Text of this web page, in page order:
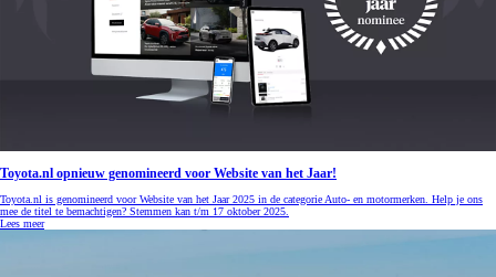
Toyota.nl opnieuw genomineerd voor Website van het Jaar!
Toyota.nl is genomineerd voor Website van het Jaar 2025 in de categorie Auto- en motormerken. Help je ons
mee de titel te bemachtigen? Stemmen kan t/m 17 oktober 2025.
Lees meer